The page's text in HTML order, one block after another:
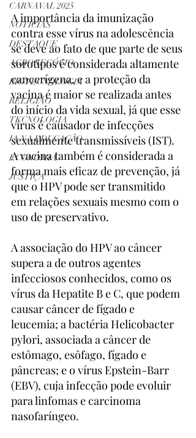
CARNAVAL 2025
NOTÍCIAS
DESTAQUE
AGRONEGÓCIO
BIOTECNOLOGIA
RELIGIÃO
TECNOLOGIA
IA NA EDUCAÇÃO
ECONOMIA
JUSTIÇA
A importância da imunização
contra esse vírus na adolescência
se deve ao fato de que parte de seus
sorotipos é considerada altamente
cancerígena, e a proteção da
vacina é maior se realizada antes
do início da vida sexual, já que esse
vírus é causador de infecções
sexualmente transmissíveis (IST).
A vacina também é considerada a
forma mais eficaz de prevenção, já
que o HPV pode ser transmitido
em relações sexuais mesmo com o
uso de preservativo.
A associação do HPV ao câncer
supera a de outros agentes
infecciosos conhecidos, como os
vírus da Hepatite B e C, que podem
causar câncer de fígado e
leucemia; a bactéria Helicobacter
pylori, associada a câncer de
estômago, esôfago, fígado e
pâncreas; e o vírus Epstein-Barr
(EBV), cuja infecção pode evoluir
para linfomas e carcinoma
nasofaríngeo.